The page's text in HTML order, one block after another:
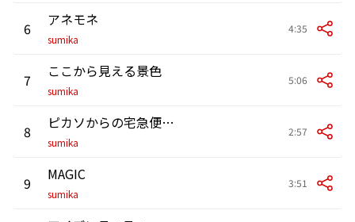
6 アネモネ
sumika
4:35
7 ここから見える景色
sumika
5:06
8 ピカソからの宅急便(Instrumental)
sumika
2:57
9 MAGIC
sumika
3:51